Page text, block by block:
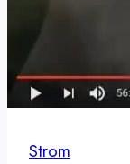
Strom